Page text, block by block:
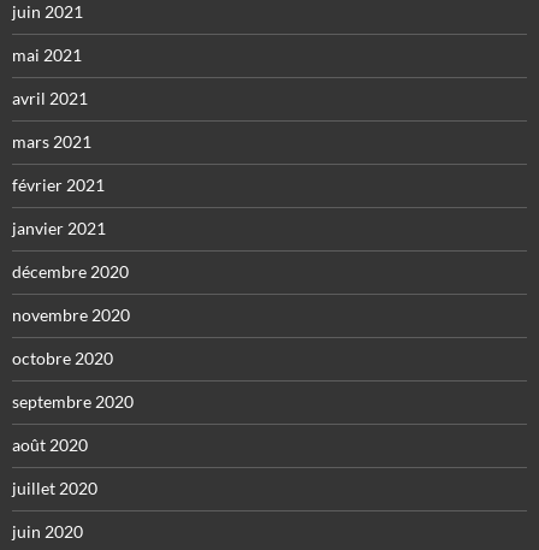
juin 2021
mai 2021
avril 2021
mars 2021
février 2021
janvier 2021
décembre 2020
novembre 2020
octobre 2020
septembre 2020
août 2020
juillet 2020
juin 2020